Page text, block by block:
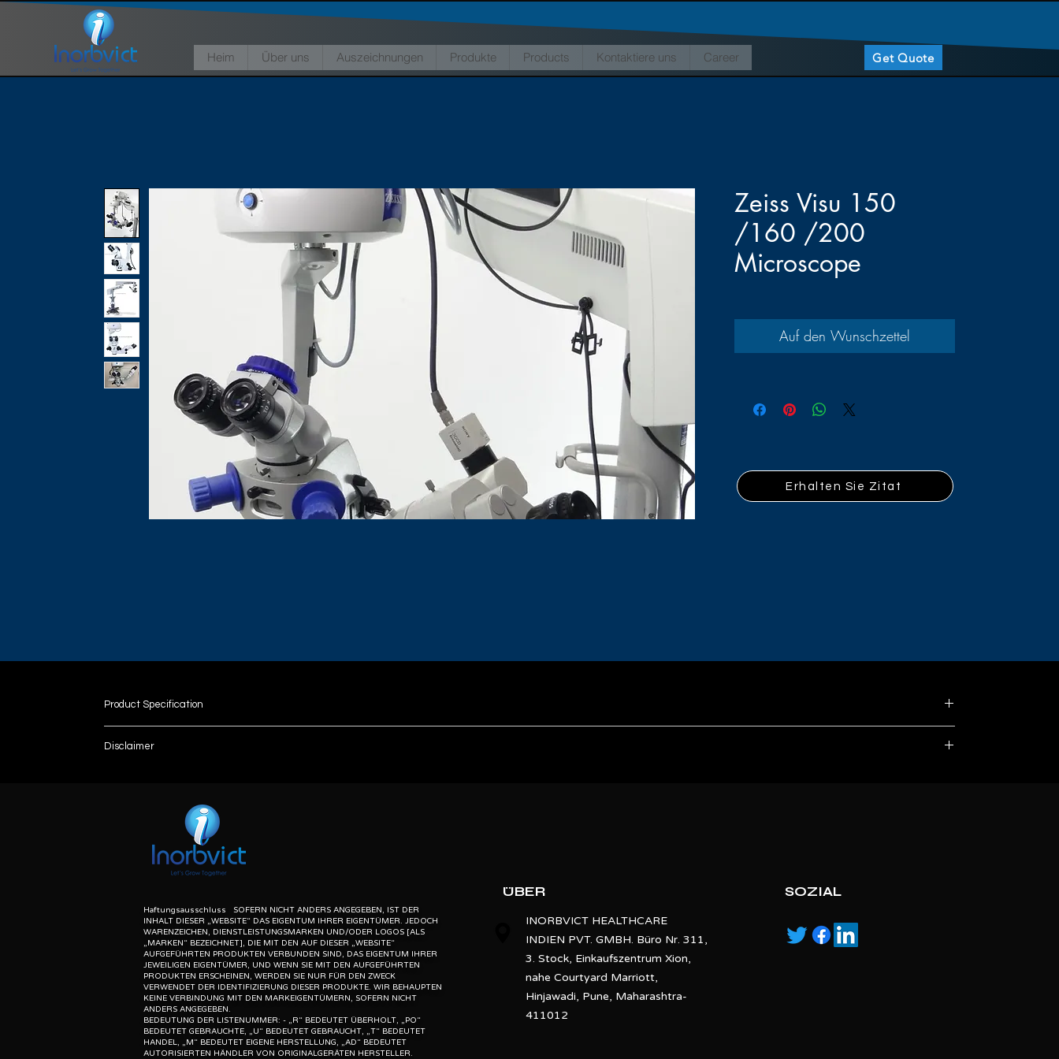
Heim Über uns Auszeichnungen Produkte Products Kontaktiere uns Career Get Quote
Zeiss Visu 150
/160 /200
Microscope
Auf den Wunschzettel
Product Specification
Usage/Application
Automation Grade
Is It Portable Portable
I Deal In New and Second Hand
List No.
Disclaimer
herein associated with the products listed on this” website” are the property of their respective owners and if they appear with the listed products, it is only used for the
purpose of identification of those products. we do not claim as association with the mark owners, unless otherwise so specified.
meaning of list number: - “r” means refurbished, “po” means preowned, “u” means used, “t” means trading, “m” means own manufactured, “ad” means authorised
dealer of original equipment manufacturer.
Erhalten Sie Zitat
Haftungsausschluss SOFERN NICHT ANDERS ANGEGEBEN, IST DER
INHALT DIESER „WEBSITE“ DAS EIGENTUM IHRER EIGENTÜMER. JEDOCH
WARENZEICHEN, DIENSTLEISTUNGSMARKEN UND/ODER LOGOS [ALS
„MARKEN“ BEZEICHNET], DIE MIT DEN AUF DIESER „WEBSITE“
AUFGEFÜHRTEN PRODUKTEN VERBUNDEN SIND, DAS EIGENTUM IHRER
JEWEILIGEN EIGENTÜMER, UND WENN SIE MIT DEN AUFGEFÜHRTEN
PRODUKTEN ERSCHEINEN, WERDEN SIE NUR FÜR DEN ZWECK
VERWENDET DER IDENTIFIZIERUNG DIESER PRODUKTE. WIR BEHAUPTEN
KEINE VERBINDUNG MIT DEN MARKEIGENTÜMERN, SOFERN NICHT
ANDERS ANGEGEBEN.
BEDEUTUNG DER LISTENUMMER: - „R“ BEDEUTET ÜBERHOLT, „PO“
BEDEUTET GEBRAUCHTE, „U“ BEDEUTET GEBRAUCHT, „T“ BEDEUTET
HANDEL, „M“ BEDEUTET EIGENE HERSTELLUNG, „AD“ BEDEUTET
AUTORISIERTEN HÄNDLER VON ORIGINALGERÄTEN HERSTELLER.
ÜBER
INORBVICT HEALTHCARE
INDIEN PVT. GMBH. Büro Nr. 311,
3. Stock, Einkaufszentrum Xion,
nahe Courtyard Marriott,
Hinjawadi, Pune, Maharashtra-
411012
SOZIAL